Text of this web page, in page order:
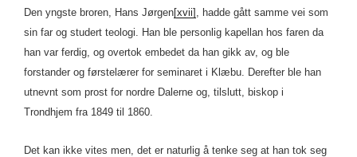
Den yngste broren, Hans Jørgen[xvii] , hadde gått samme vei som
sin far og studert teologi. Han ble personlig kapellan hos faren da
han var ferdig, og overtok embedet da han gikk av, og ble
forstander og førstelærer for seminaret i Klæbu. Derefter ble han
utnevnt som prost for nordre Dalerne og, tilslutt, biskop i
Trondhjem fra 1849 til 1860.
Det kan ikke vites men, det er naturlig å tenke seg at han tok seg